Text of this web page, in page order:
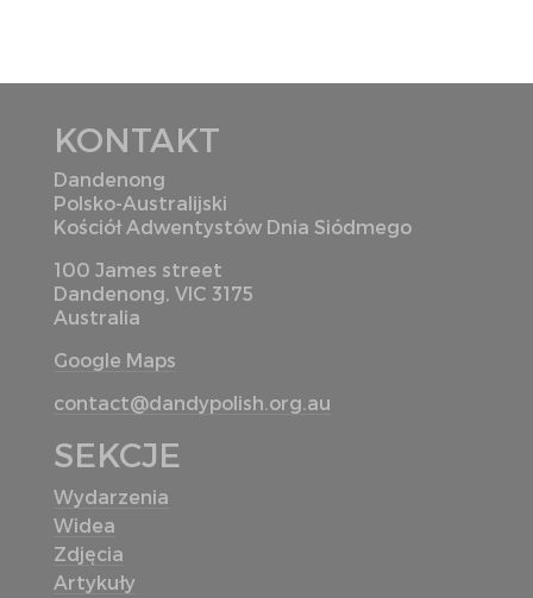
KONTAKT
Dandenong
Polsko-Australijski
Kościół Adwentystów Dnia Siódmego
100 James street
Dandenong, VIC 3175
Australia
Google Maps
contact@dandypolish.org.au
SEKCJE
Wydarzenia
Widea
Zdjęcia
Artykuły